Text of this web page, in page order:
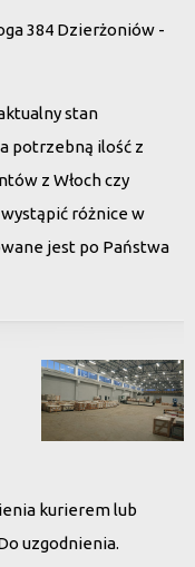
384 Dzierżoniów -
stan
potrzebną ilość z
z Włoch czy
różnice w
jest po Państwa
kurierem lub
uzgodnienia.